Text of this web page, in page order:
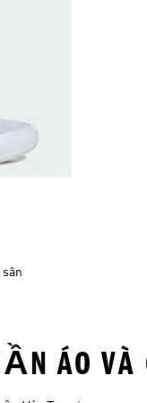
ÁO VÀ